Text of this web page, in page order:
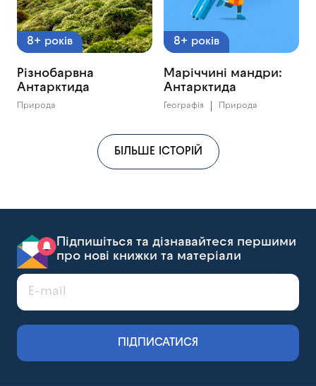
8+ років
Різнобарвна
Антарктида
Природа
8+ років
Маріччині мандри:
Антарктида
Географія Природа
БІЛЬШЕ ІСТОРІЙ
Підпишіться та дізнавайтеся першими
про нові книжки та матеріали
ПІДПИСАТИСЯ